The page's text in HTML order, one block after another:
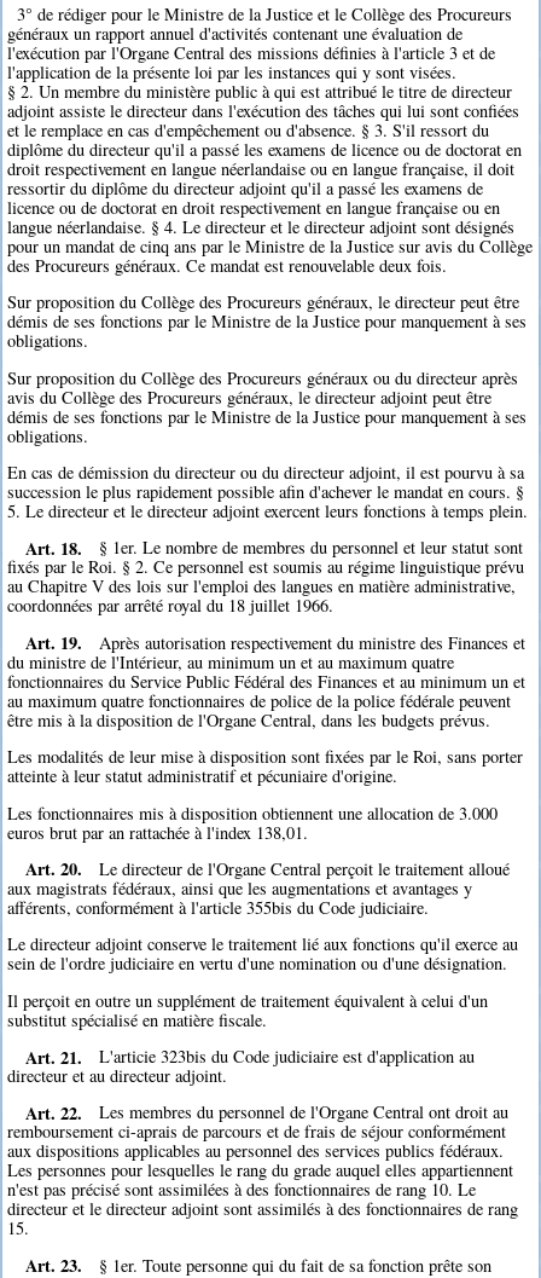
3° de rédiger pour le Ministre de la Justice et le Collège des Procureurs
généraux un rapport annuel d'activités contenant une évaluation de
l'exécution par l'Organe Central des missions définies à l'article 3 et de
l'application de la présente loi par les instances qui y sont visées.
§ 2. Un membre du ministère public à qui est attribué le titre de directeur
adjoint assiste le directeur dans l'exécution des tâches qui lui sont confiées
et le remplace en cas d'empêchement ou d'absence. § 3. S'il ressort du
diplôme du directeur qu'il a passé les examens de licence ou de doctorat en
droit respectivement en langue néerlandaise ou en langue française, il doit
ressortir du diplôme du directeur adjoint qu'il a passé les examens de
licence ou de doctorat en droit respectivement en langue française ou en
langue néerlandaise. § 4. Le directeur et le directeur adjoint sont désignés
pour un mandat de cinq ans par le Ministre de la Justice sur avis du Collège
des Procureurs généraux. Ce mandat est renouvelable deux fois.
Sur proposition du Collège des Procureurs généraux, le directeur peut être
démis de ses fonctions par le Ministre de la Justice pour manquement à ses
obligations.
Sur proposition du Collège des Procureurs généraux ou du directeur après
avis du Collège des Procureurs généraux, le directeur adjoint peut être
démis de ses fonctions par le Ministre de la Justice pour manquement à ses
obligations.
En cas de démission du directeur ou du directeur adjoint, il est pourvu à sa
succession le plus rapidement possible afin d'achever le mandat en cours. §
5. Le directeur et le directeur adjoint exercent leurs fonctions à temps plein.
Art. 18.
§ 1er. Le nombre de membres du personnel et leur statut sont
fixés par le Roi. § 2. Ce personnel est soumis au régime linguistique prévu
au Chapitre V des lois sur l'emploi des langues en matière administrative,
coordonnées par arrêté royal du 18 juillet 1966.
Art. 19.
Après autorisation respectivement du ministre des Finances et
du ministre de l'Intérieur, au minimum un et au maximum quatre
fonctionnaires du Service Public Fédéral des Finances et au minimum un et
au maximum quatre fonctionnaires de police de la police fédérale peuvent
être mis à la disposition de l'Organe Central, dans les budgets prévus.
Les modalités de leur mise à disposition sont fixées par le Roi, sans porter
atteinte à leur statut administratif et pécuniaire d'origine.
Les fonctionnaires mis à disposition obtiennent une allocation de 3.000
euros brut par an rattachée à l'index 138,01.
Art. 20.
Le directeur de l'Organe Central perçoit le traitement alloué
aux magistrats fédéraux, ainsi que les augmentations et avantages y
afférents, conformément à l'article 355bis du Code judiciaire.
Le directeur adjoint conserve le traitement lié aux fonctions qu'il exerce au
sein de l'ordre judiciaire en vertu d'une nomination ou d'une désignation.
Il perçoit en outre un supplément de traitement équivalent à celui d'un
substitut spécialisé en matière fiscale.
Art. 21.
L'articie 323bis du Code judiciaire est d'application au
directeur et au directeur adjoint.
Art. 22.
Les membres du personnel de l'Organe Central ont droit au
remboursement ci-aprais de parcours et de frais de séjour conformément
aux dispositions applicables au personnel des services publics fédéraux.
Les personnes pour lesquelles le rang du grade auquel elles appartiennent
n'est pas précisé sont assimilées à des fonctionnaires de rang 10. Le
directeur et le directeur adjoint sont assimilés à des fonctionnaires de rang
15.
Art. 23.
§ 1er. Toute personne qui du fait de sa fonction prête son